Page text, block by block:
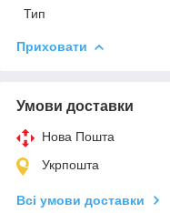
Тип
Приховати
Умови доставки
Нова Пошта
Укрпошта
Всі умови доставки